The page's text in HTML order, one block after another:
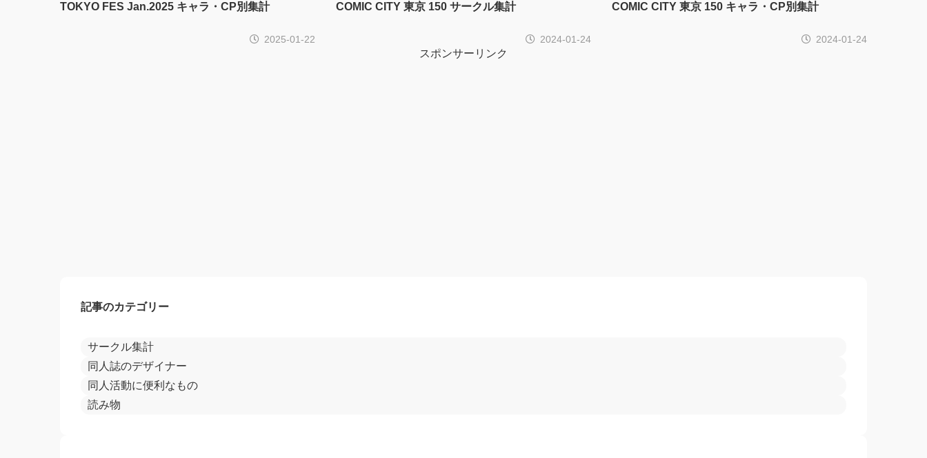
TOKYO FES Jan.2025 キャラ・CP別集計
2025-01-22
COMIC CITY 東京 150 サークル集計
2024-01-24
COMIC CITY 東京 150 キャラ・CP別集計
2024-01-24
スポンサーリンク
記事のカテゴリー
サークル集計
同人誌のデザイナー
同人活動に便利なもの
読み物